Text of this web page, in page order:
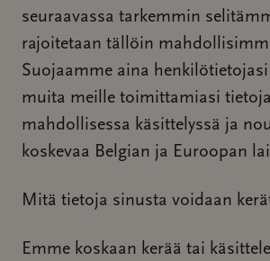
seuraavassa tarkemmin
rajoitetaan tällöin
Suojaamme aina
muita meille toimittamiasi
mahdollisessa käsittelyssä ja
koskevaa Belgian ja Euroopan
Mitä tietoja sinusta voidaan
Emme koskaan kerää tai